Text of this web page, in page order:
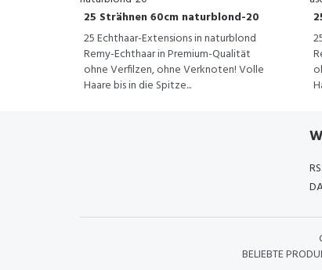
25 Strähnen 60cm naturblond-20
25 Echthaar-Extensions in naturblond
Remy-Echthaar in Premium-Qualität
ohne Verfilzen, ohne Verknoten! Volle
Haare bis in die Spitze...
BELIEBTE